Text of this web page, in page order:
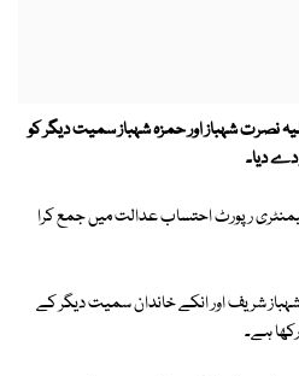
نصرت شہباز اور حمزہ شہباز سمیت دیگر کو
دے دیا۔
رپورٹ احتساب عدالت میں جمع کرا
شریف اور انکے خاندان سمیت دیگر کے
ہے۔